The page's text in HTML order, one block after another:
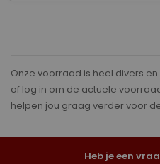
Onze voorraad is heel divers
of log in om de actuele
helpen jou graag verder voor
Heb je een